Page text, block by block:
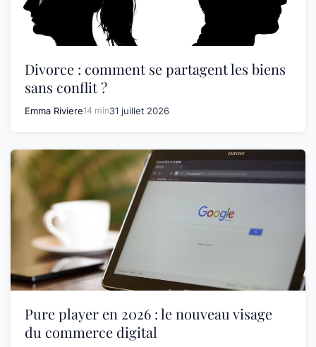
Divorce : comment se partagent les biens
sans conflit ?
Emma Riviere14 min31 juillet 2026
Pure player en 2026 : le nouveau visage
du commerce digital